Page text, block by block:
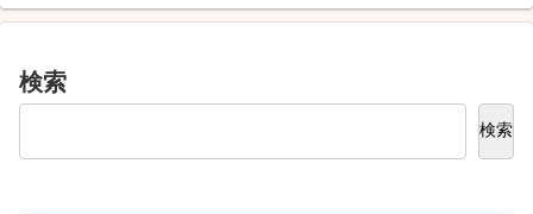
検索
検索